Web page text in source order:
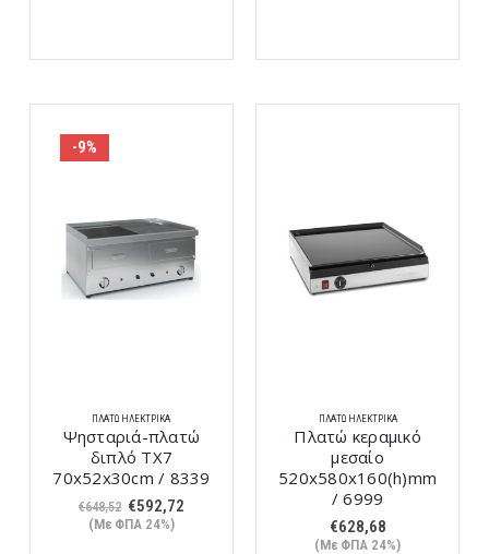
-9%
ΠΛΑΤΏ ΗΛΕΚΤΡΙΚΆ
Ψησταριά-πλατώ
διπλό ΤX7
70x52x30cm / 8339
€648,52 Original
price
€592,72Η
(Με ΦΠΑ 24%)
ΠΛΑΤΏ ΗΛΕΚΤΡΙΚΆ
Πλατώ κεραμικό
μεσαίο
520x580x160(h)mm
/ 6999
€628,68
(Με ΦΠΑ 24%)